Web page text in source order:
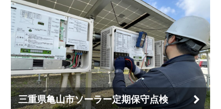
三重県亀山市ソーラー定期保守点検